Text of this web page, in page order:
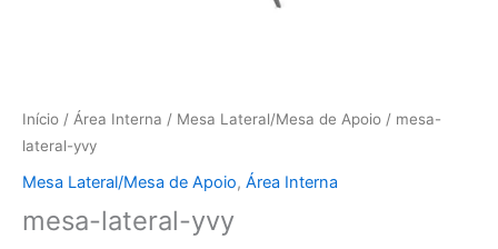
Início / Área Interna / Mesa Lateral/Mesa de Apoio / mesa-
lateral-yvy
Mesa Lateral/Mesa de Apoio, Área Interna
mesa-lateral-yvy